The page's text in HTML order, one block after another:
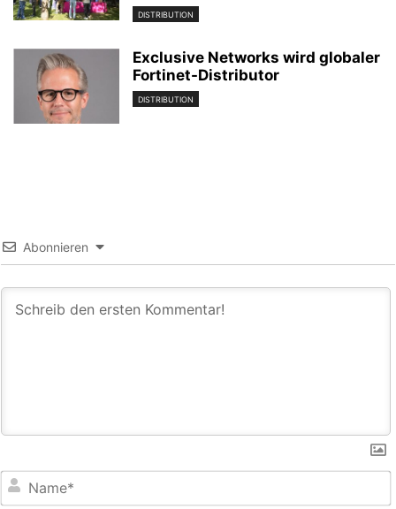
DISTRIBUTION
Exclusive Networks wird globaler
Fortinet-Distributor
DISTRIBUTION
Abonnieren